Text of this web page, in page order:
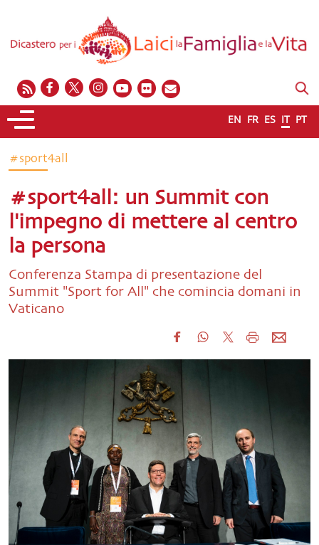
EN FR ES IT PT
#sport4all
#sport4all: un Summit con
l'impegno di mettere al centro
la persona
Conferenza Stampa di presentazione del
Summit "Sport for All" che comincia domani in
Vaticano